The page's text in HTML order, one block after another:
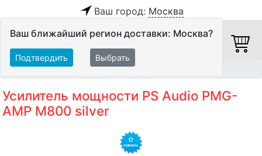
Ваш город: Москва
Ваш ближайший регион доставки: Москва?
Подтвердить Выбрать
Усилитель мощности PS Audio PMG-
AMP M800 silver